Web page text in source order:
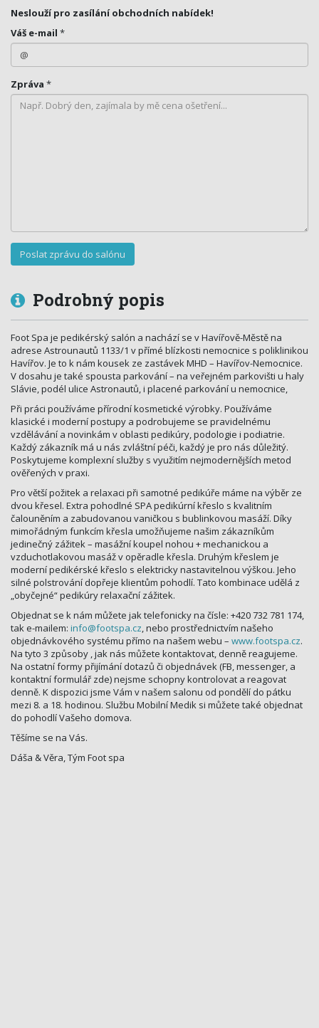
Neslouží pro zasílání obchodních nabídek!
Váš e-mail *
Zpráva *
Podrobný popis
Foot Spa je pedikérský salón a nachází se v Havířově-Městě na
adrese Astrounautů 1133/1 v přímé blízkosti nemocnice s poliklinikou
Havířov. Je to k nám kousek ze zastávek MHD – Havířov-Nemocnice.
V dosahu je také spousta parkování – na veřejném parkovišti u haly
Slávie, podél ulice Astronautů, i placené parkování u nemocnice,
Při práci používáme přírodní kosmetické výrobky. Používáme
klasické i moderní postupy a podrobujeme se pravidelnému
vzdělávání a novinkám v oblasti pedikúry, podologie i podiatrie.
Každý zákazník má u nás zvláštní péči, každý je pro nás důležitý.
Poskytujeme komplexní služby s využitím nejmodernějších metod
ověřených v praxi.
Pro větší požitek a relaxaci při samotné pedikúře máme na výběr ze
dvou křesel. Extra pohodlné SPA pedikúrní křeslo s kvalitním
čalouněním a zabudovanou vaničkou s bublinkovou masáží. Díky
mimořádným funkcím křesla umožňujeme našim zákazníkům
jedinečný zážitek – masážní koupel nohou + mechanickou a
vzduchotlakovou masáž v opěradle křesla. Druhým křeslem je
moderní pedikérské křeslo s elektricky nastavitelnou výškou. Jeho
silné polstrování dopřeje klientům pohodlí. Tato kombinace udělá z
„obyčejné“ pedikúry relaxační zážitek.
Objednat se k nám můžete jak telefonicky na čísle: +420 732 781 174,
tak e-mailem: info@footspa.cz, nebo prostřednictvím našeho
objednávkového systému přímo na našem webu – www.footspa.cz.
Na tyto 3 způsoby , jak nás můžete kontaktovat, denně reagujeme.
Na ostatní formy přijímání dotazů či objednávek (FB, messenger, a
kontaktní formulář zde) nejsme schopny kontrolovat a reagovat
denně. K dispozici jsme Vám v našem salonu od pondělí do pátku
mezi 8. a 18. hodinou. Službu Mobilní Medik si můžete také objednat
do pohodlí Vašeho domova.
Těšíme se na Vás.
Dáša & Věra, Tým Foot spa